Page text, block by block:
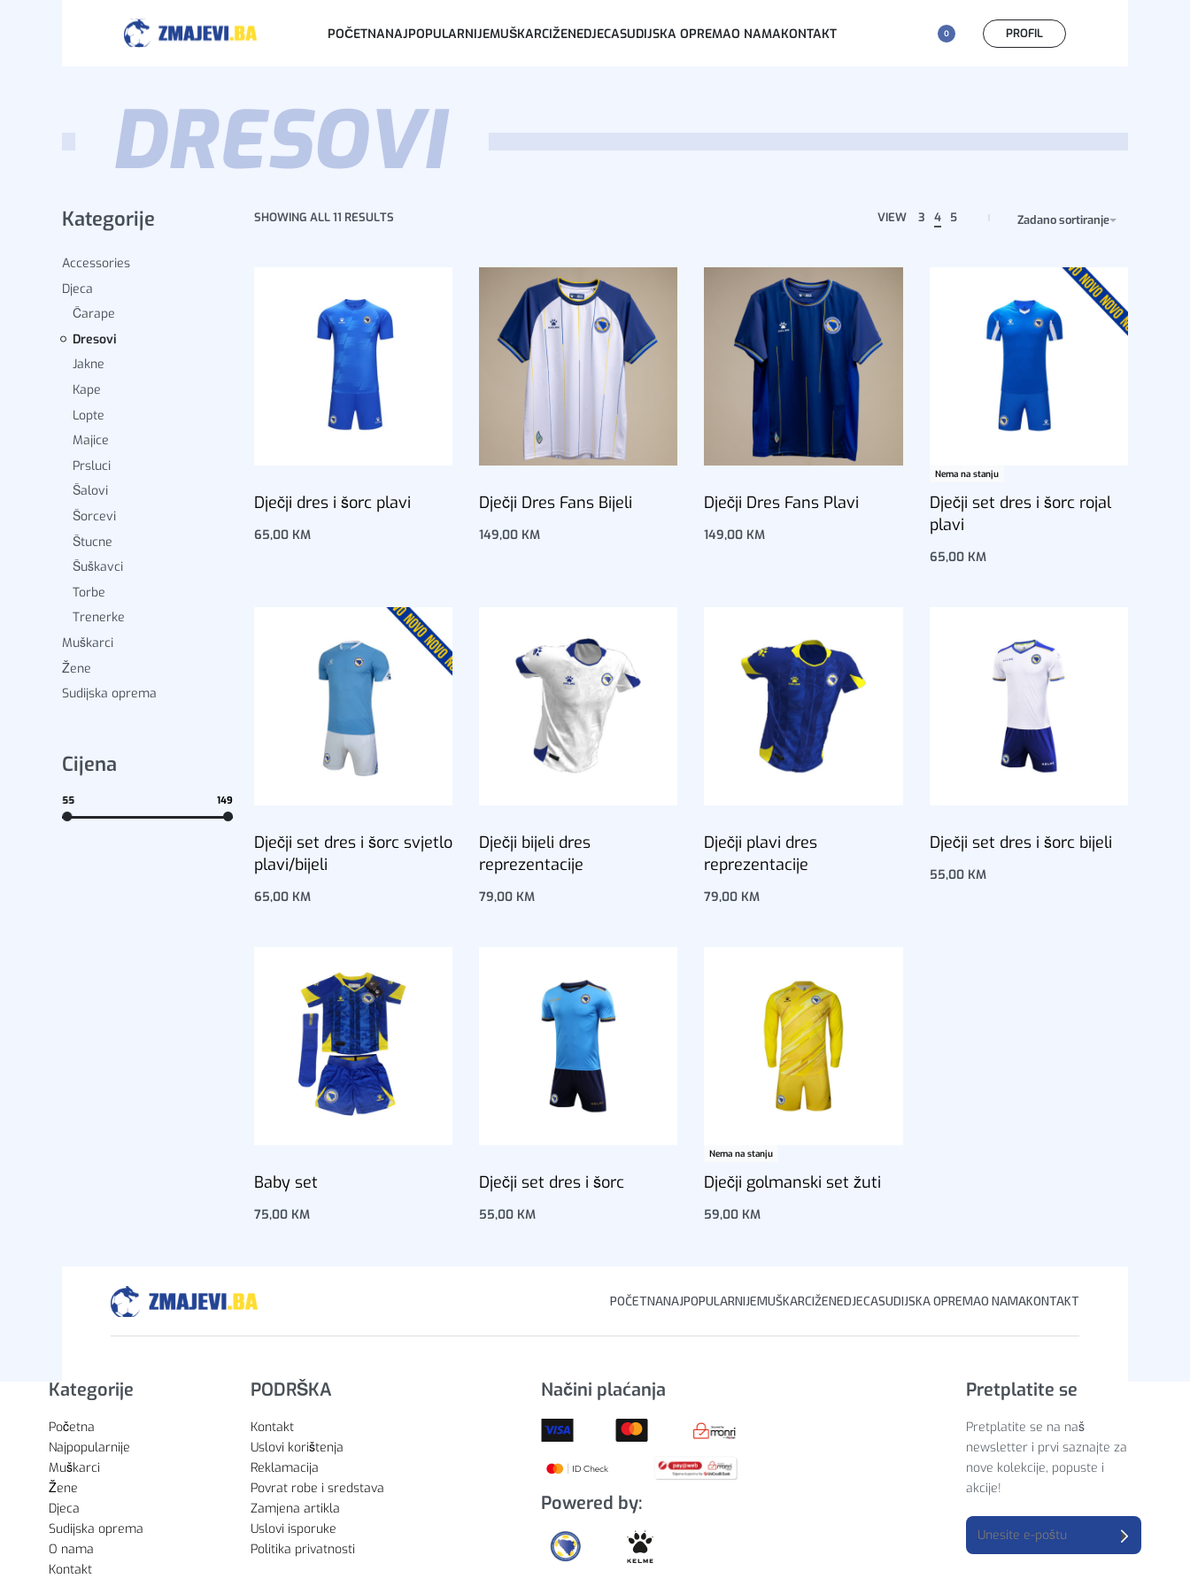
POČETNANAJPOPULARNIJEMUŠKARCIŽENEDJECASUDIJSKA OPREMAO NAMAKONTAKT 0 PROFIL
DRESOVI
Kategorije
Accessories
Djeca
Čarape
Dresovi
Jakne
Kape
Lopte
Majice
Prsluci
Šalovi
Šorcevi
Štucne
Šuškavci
Torbe
Trenerke
Muškarci
Žene
Sudijska oprema
Cijena
55 149
SHOWING ALL 11 RESULTS VIEW 3 4 5 Zadano sortiranje
Dječji dres i šorc plavi
65,00 KM
Dječji Dres Fans Bijeli
149,00 KM
Dječji Dres Fans Plavi
149,00 KM
Nema na stanju
Dječji set dres i šorc rojal
plavi
65,00 KM
Dječji set dres i šorc svjetlo
plavi/bijeli
65,00 KM
Dječji bijeli dres
reprezentacije
79,00 KM
Dječji plavi dres
reprezentacije
79,00 KM
Dječji set dres i šorc bijeli
55,00 KM
Baby set
75,00 KM
Dječji set dres i šorc
55,00 KM
Nema na stanju
Dječji golmanski set žuti
59,00 KM
POČETNANAJPOPULARNIJEMUŠKARCIŽENEDJECASUDIJSKA OPREMAO NAMAKONTAKT
Kategorije
Početna
Najpopularnije
Muškarci
Žene
Djeca
Sudijska oprema
O nama
Kontakt
PODRŠKA
Kontakt
Uslovi korištenja
Reklamacija
Povrat robe i sredstava
Zamjena artikla
Uslovi isporuke
Politika privatnosti
Načini plaćanja
Powered by:
Pretplatite se
Pretplatite se na naš
newsletter i prvi saznajte za
nove kolekcije, popuste i
akcije!